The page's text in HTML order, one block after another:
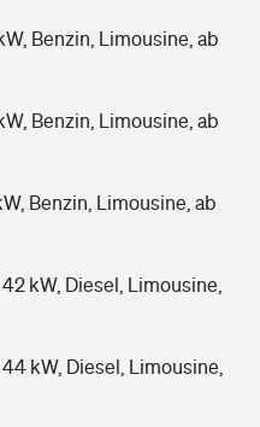
Benzin, Limousine, ab
Benzin, Limousine, ab
Benzin, Limousine, ab
kW, Diesel, Limousine,
kW, Diesel, Limousine,